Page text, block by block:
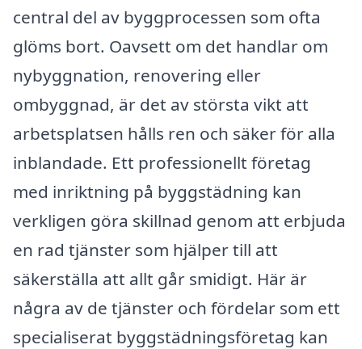
central del av byggprocessen som ofta
glöms bort. Oavsett om det handlar om
nybyggnation, renovering eller
ombyggnad, är det av största vikt att
arbetsplatsen hålls ren och säker för alla
inblandade. Ett professionellt företag
med inriktning på byggstädning kan
verkligen göra skillnad genom att erbjuda
en rad tjänster som hjälper till att
säkerställa att allt går smidigt. Här är
några av de tjänster och fördelar som ett
specialiserat byggstädningsföretag kan